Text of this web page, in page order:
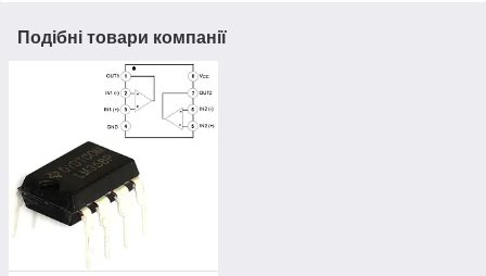
Подібні товари компанії